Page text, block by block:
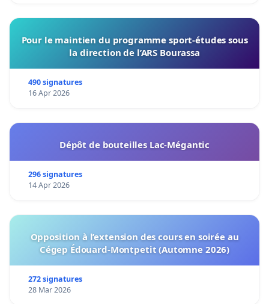
Pour le maintien du programme sport-études sous
la direction de l’ARS Bourassa
490 signatures
16 Apr 2026
Dépôt de bouteilles Lac-Mégantic
296 signatures
14 Apr 2026
Opposition à l’extension des cours en soirée au
Cégep Édouard-Montpetit (Automne 2026)
272 signatures
28 Mar 2026